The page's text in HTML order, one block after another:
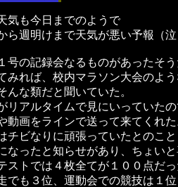
気も今日までのようで
ら週明けまで天気が悪い予報（
号の記録会なるものがあったそ
みれば、校内マラソン大会のよ
んな類だと聞いていた。
リアルタイムで見にいっていた
動画をラインで送って来てくれ
チビなりに頑張っていたとのこ
なったと知らせがあり、ちょい
ストでは４枚全てが１００点だ
でも３位、運動会での競技は１